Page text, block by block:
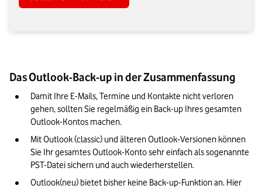
Das Outlook-Back-up in der Zusammenfassung
Damit Ihre E-Mails, Termine und Kontakte nicht verloren
gehen, sollten Sie regelmäßig ein Back-up Ihres gesamten
Outlook-Kontos machen.
Mit Outlook (classic) und älteren Outlook-Versionen können
Sie Ihr gesamtes Outlook-Konto sehr einfach als sogenannte
PST-Datei sichern und auch wiederherstellen.
Outlook(neu) bietet bisher keine Back-up-Funktion an. Hier